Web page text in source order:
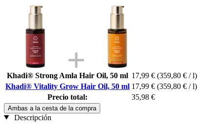
Khadi® Strong Amla Hair Oil, 50 ml 17,99 € (359,80 € / l)
Khadi® Vitality Grow Hair Oil, 50 ml 17,99 € (359,80 € / l)
Precio total:
35,98 €
Ambas a la cesta de la compra
Descripción